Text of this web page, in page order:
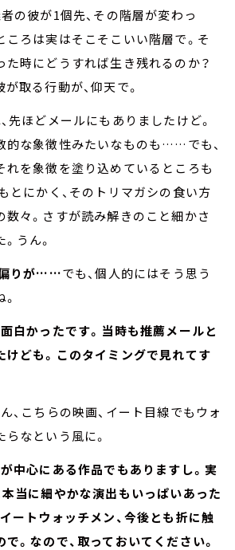
の彼が1個先、その階層が変わっ
ろは実はそこそこいい階層で。そ
た時にどうすれば生き残れるのか？
取る行動が、仰天で。
先ほどメールにもありましたけど。
的な象徴性みたいなものも……でも、
れを象徴を塗り込めているところも
とにかく、そのトリマガシの食い方
数々。さすが読み解きのこと細かさ
うん。
りが……でも、個人的にはそう思う
白かったです。当時も推薦メールと
けども。このタイミングで見れてす
、こちらの映画、イート目線でもウォ
なという風に。
中心にある作品でもありますし。実
当に細やかな演出もいっぱいあった
ートウォッチメン、今後とも折に触
。なので、取っておいてください。